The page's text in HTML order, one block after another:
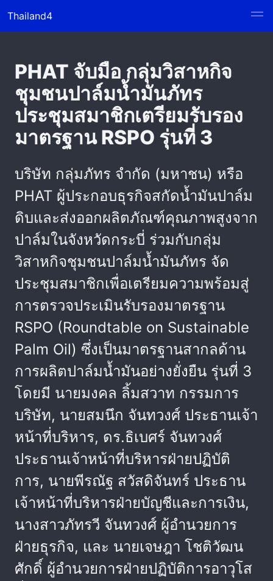
Thailand4
PHAT จับมือ กลุ่มวิสาหกิจ
ชุมชนปาล์มน้ำมันภัทร
ประชุมสมาชิกเตรียมรับรอง
มาตรฐาน RSPO รุ่นที่ 3
บริษัท กลุ่มภัทร จำกัด (มหาชน) หรือ
PHAT ผู้ประกอบธุรกิจสกัดน้ำมันปาล์ม
ดิบและส่งออกผลิตภัณฑ์คุณภาพสูงจาก
ปาล์มในจังหวัดกระบี่ ร่วมกับกลุ่ม
วิสาหกิจชุมชนปาล์มน้ำมันภัทร จัด
ประชุมสมาชิกเพื่อเตรียมความพร้อมสู่
การตรวจประเมินรับรองมาตรฐาน
RSPO (Roundtable on Sustainable
Palm Oil) ซึ่งเป็นมาตรฐานสากลด้าน
การผลิตปาล์มน้ำมันอย่างยั่งยืน รุ่นที่ 3
โดยมี นายมงคล ลิ้มสวาท กรรมการ
บริษัท, นายสมนึก จันทวงศ์ ประธานเจ้า
หน้าที่บริหาร, ดร.ธิเบศร์ จันทวงศ์
ประธานเจ้าหน้าที่บริหารฝ่ายปฏิบัติ
การ, นายพีรณัฐ สวัสดิจันทร์ ประธาน
เจ้าหน้าที่บริหารฝ่ายบัญชีและการเงิน,
นางสาวภัทรวี จันทวงศ์ ผู้อำนวยการ
ฝ่ายธุรกิจ, และ นายเจษฎา โชติวัฒน
ศักดิ์ ผู้อำนวยการฝ่ายปฏิบัติการอาวุโส